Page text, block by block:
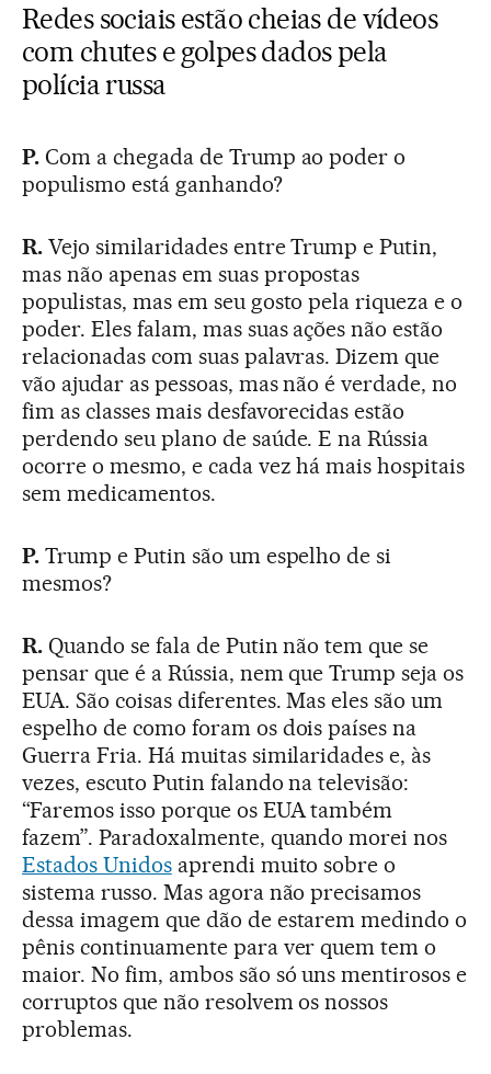
Redes sociais estão cheias de vídeos
com chutes e golpes dados pela
polícia russa
P. Com a chegada de Trump ao poder o
populismo está ganhando?
R.Vejo similaridades entre Trump e Putin,
mas não apenas em suas propostas
populistas, mas em seu gosto pela riqueza e o
poder. Eles falam, mas suas ações não estão
relacionadas com suas palavras. Dizem que
vão ajudar as pessoas, mas não é verdade, no
fim as classes mais desfavorecidas estão
perdendo seu plano de saúde. E na Rússia
ocorre o mesmo, e cada vez há mais hospitais
sem medicamentos.
P. Trump e Putin são um espelho de si
mesmos?
R.Quando se fala de Putin não tem que se
pensar que é a Rússia, nem que Trump seja os
EUA. São coisas diferentes. Mas eles são um
espelho de como foram os dois países na
Guerra Fria. Há muitas similaridades e, às
vezes, escuto Putin falando na televisão:
“Faremos isso porque os EUA também
fazem”. Paradoxalmente, quando morei nos
Estados Unidosaprendi muito sobre o
sistema russo. Mas agora não precisamos
dessa imagem que dão de estarem medindo o
pênis continuamente para ver quem tem o
maior. No fim, ambos são só uns mentirosos e
corruptos que não resolvem os nossos
problemas.